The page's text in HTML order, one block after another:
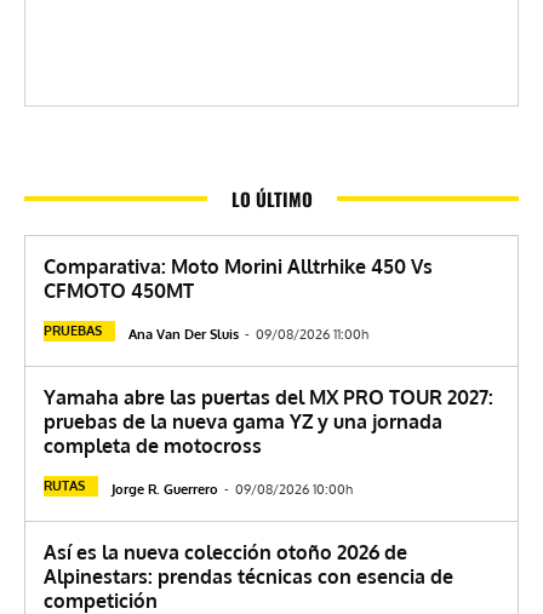
LO ÚLTIMO
Comparativa: Moto Morini Alltrhike 450 Vs
CFMOTO 450MT
PRUEBAS Ana Van Der Sluis - 09/08/2026 11:00h
Yamaha abre las puertas del MX PRO TOUR 2027:
pruebas de la nueva gama YZ y una jornada
completa de motocross
RUTAS Jorge R. Guerrero - 09/08/2026 10:00h
Así es la nueva colección otoño 2026 de
Alpinestars: prendas técnicas con esencia de
competición